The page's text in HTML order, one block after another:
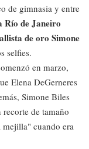
de gimnasia y entre
Río de Janeiro
de oro Simone
selfies.
en marzo,
Elena DeGerneres
Simone Biles
de tamaño
mejilla" cuando era